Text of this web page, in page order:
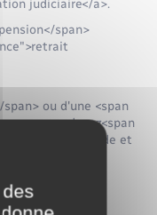
judiciaire</a>.
span>
ou d'une <span
vous devez<span
span> (code et